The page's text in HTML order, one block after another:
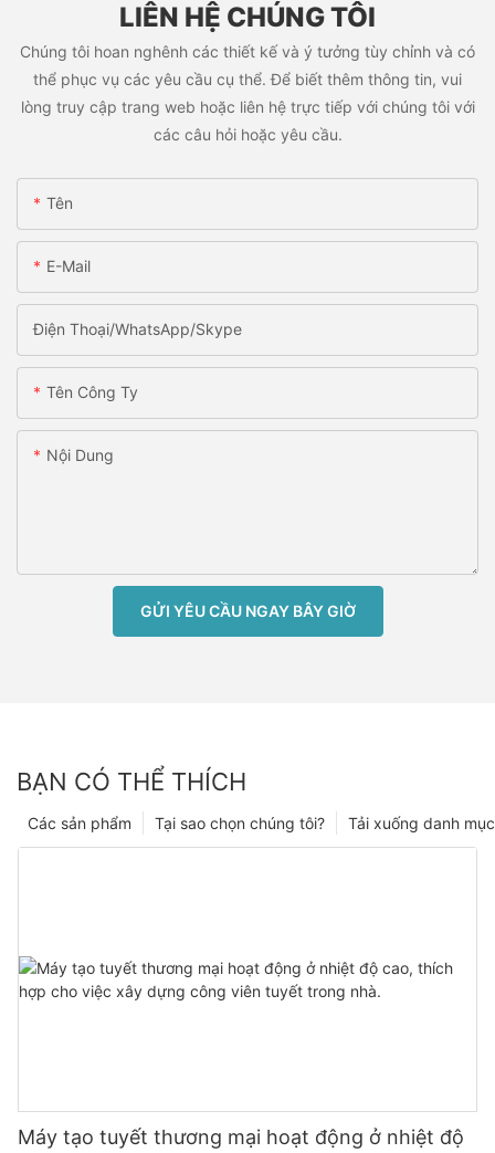
LIÊN HỆ CHÚNG TÔI
Chúng tôi hoan nghênh các thiết kế và ý tưởng tùy chỉnh và có
thể phục vụ các yêu cầu cụ thể. Để biết thêm thông tin, vui
lòng truy cập trang web hoặc liên hệ trực tiếp với chúng tôi với
các câu hỏi hoặc yêu cầu.
Tên
E-Mail
Điện Thoại/WhatsApp/Skype
Tên Công Ty
Nội Dung
GỬI YÊU CẦU NGAY BÂY GIỜ
BẠN CÓ THỂ THÍCH
Tải xuống danh mục
Tại sao chọn chúng tôi?
Các sản phẩm
Máy tạo tuyết thương mại hoạt động ở nhiệt độ